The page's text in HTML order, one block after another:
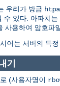
우리가 방금
수 있다. 아파치
사용하여 암호파
어는 서버의 특
기
(사용자명이